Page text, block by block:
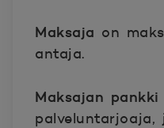
Maksaja on
antaja.
Maksajan pankki